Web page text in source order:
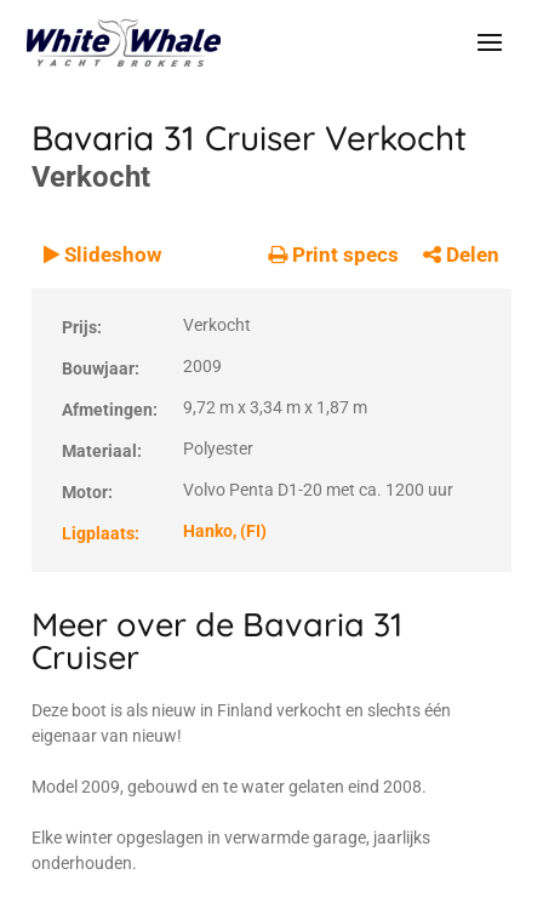
Bavaria 31 Cruiser Verkocht
Verkocht
VERKOCHT
Verkocht
Slideshow Print specs Delen
Prijs: Verkocht
Bouwjaar: 2009
Afmetingen: 9,72 m x 3,34 m x 1,87 m
Materiaal: Polyester
Motor: Volvo Penta D1-20 met ca. 1200 uur
Ligplaats: Hanko, (FI)
Meer over de Bavaria 31
Cruiser
Deze boot is als nieuw in Finland verkocht en slechts één
eigenaar van nieuw!
Model 2009, gebouwd en te water gelaten eind 2008.
Elke winter opgeslagen in verwarmde garage, jaarlijks
onderhouden.